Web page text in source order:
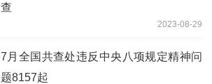
查
2023-08-29
7月全国共查处违反中央八项规定精神问
题8157起